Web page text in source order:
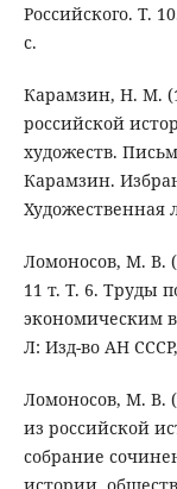
Российского. Т.
с.
Карамзин, Н. М.
российской
художеств.
Карамзин.
Художественная
Ломоносов, М. В.
11 т. Т. 6. Труды
экономическим
Л: Изд-во АН
Ломоносов, М. В.
из российской
собрание